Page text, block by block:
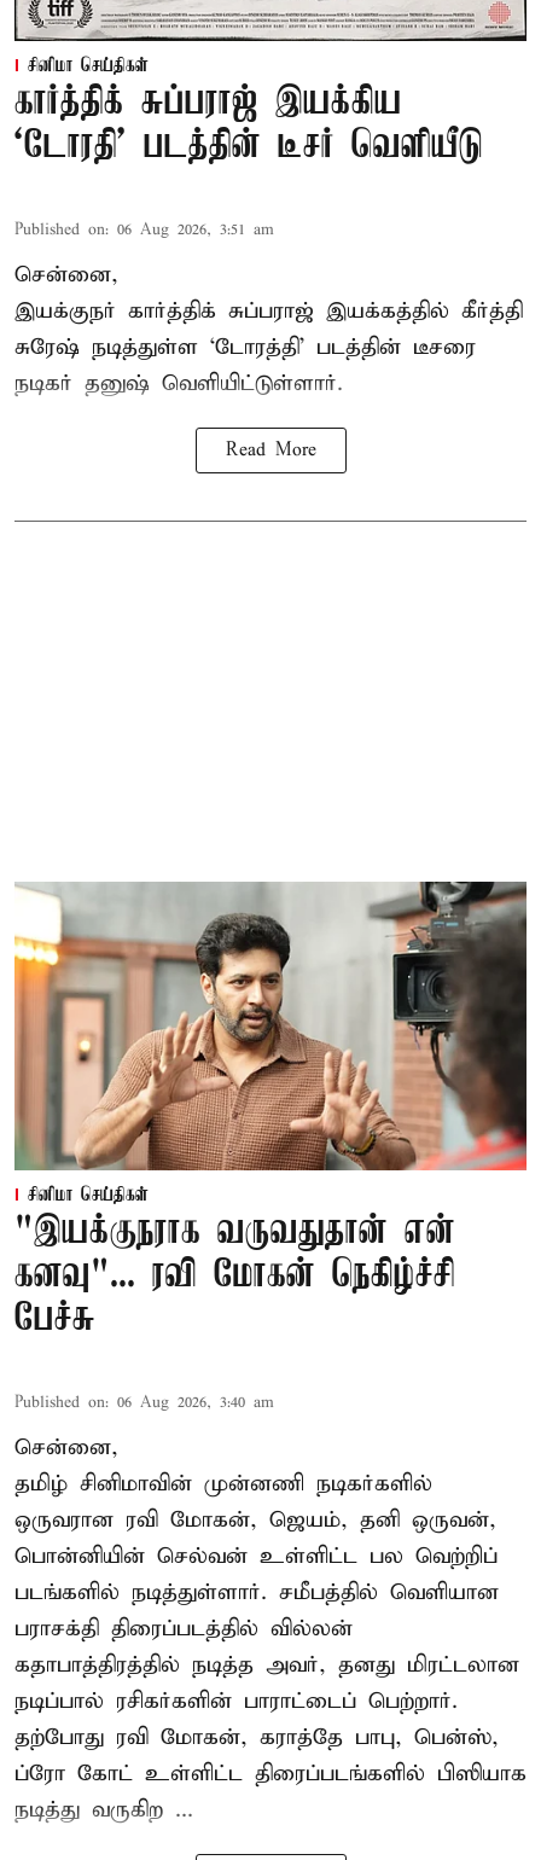
சினிமா செய்திகள்
கார்த்திக் சுப்பராஜ் இயக்கிய
`டோரதி' படத்தின் டீசர் வெளியீடு
Published on: 06 Aug 2026, 3:51 am
சென்னை,
இயக்குநர் கார்த்திக் சுப்பராஜ் இயக்கத்தில் கீர்த்தி
சுரேஷ் நடித்துள்ள `டோரத்தி' படத்தின் டீசரை
நடிகர் தனுஷ் வெளியிட்டுள்ளார்.
Read More
சினிமா செய்திகள்
"இயக்குநராக வருவதுதான் என்
கனவு"... ரவி மோகன் நெகிழ்ச்சி
பேச்சு
Published on: 06 Aug 2026, 3:40 am
சென்னை,
தமிழ் சினிமாவின் முன்னணி நடிகர்களில்
ஒருவரான ரவி மோகன், ஜெயம், தனி ஒருவன்,
பொன்னியின் செல்வன் உள்ளிட்ட பல வெற்றிப்
படங்களில் நடித்துள்ளார். சமீபத்தில் வெளியான
பராசக்தி திரைப்படத்தில் வில்லன்
கதாபாத்திரத்தில் நடித்த அவர், தனது மிரட்டலான
நடிப்பால் ரசிகர்களின் பாராட்டைப் பெற்றார்.
தற்போது ரவி மோகன், கராத்தே பாபு, பென்ஸ்,
ப்ரோ கோட் உள்ளிட்ட திரைப்படங்களில் பிஸியாக
நடித்து வருகிற ...